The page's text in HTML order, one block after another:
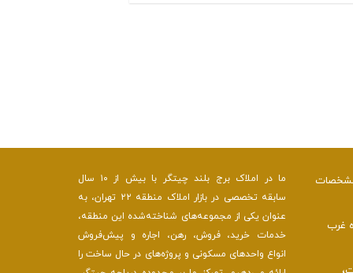
مشخصات
غرب
ما در املاک برج بلند چیتگر با بیش از ۱۰ سال
سابقه تخصصی در بازار املاک منطقه ۲۲ تهران، به
عنوان یکی از مجموعه‌های شناخته‌شده این منطقه،
خدمات خرید، فروش، رهن، اجاره و پیش‌فروش
انواع واحدهای مسکونی و پروژه‌های در حال ساخت را